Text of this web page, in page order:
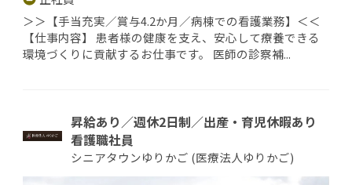
＞＞【手当充実／賞与4.2か月／病棟での看護業務】＜＜
【仕事内容】 患者様の健康を支え、安心して療養できる
環境づくりに貢献するお仕事です。 医師の診察補...
昇給あり／週休2日制／出産・育児休暇あり
看護職社員
シニアタウンゆりかご (医療法人ゆりかご)